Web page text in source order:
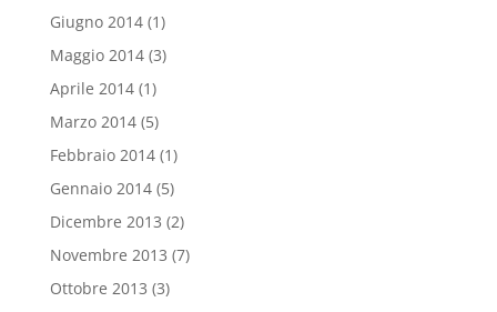
Giugno 2014(1)
Maggio 2014(3)
Aprile 2014(1)
Marzo 2014(5)
Febbraio 2014(1)
Gennaio 2014(5)
Dicembre 2013 (2)
Novembre 2013 (7)
Ottobre 2013 (3)